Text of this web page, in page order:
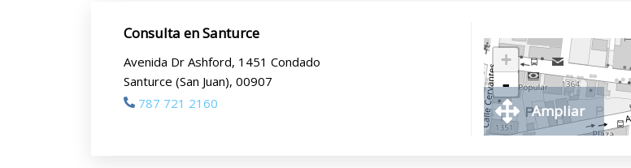
Consulta en Santurce
Avenida Dr Ashford, 1451 Condado
Santurce (San Juan), 00907
787 721 2160
+
-
Ampliar